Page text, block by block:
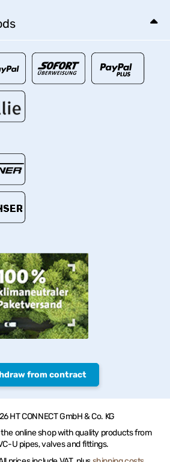
from contract
HT CONNECT GmbH & Co. KG
the online shop with quality products from
U pipes, valves and fittings.